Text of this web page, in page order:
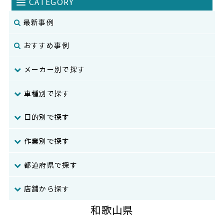
最新事例
おすすめ事例
メーカー別で探す
車種別で探す
目的別で探す
作業別で探す
都道府県で探す
店舗から探す
和歌山県